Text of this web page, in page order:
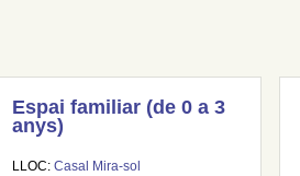
Espai familiar (de 0 a 3
anys)
LLOC:Casal Mira-sol